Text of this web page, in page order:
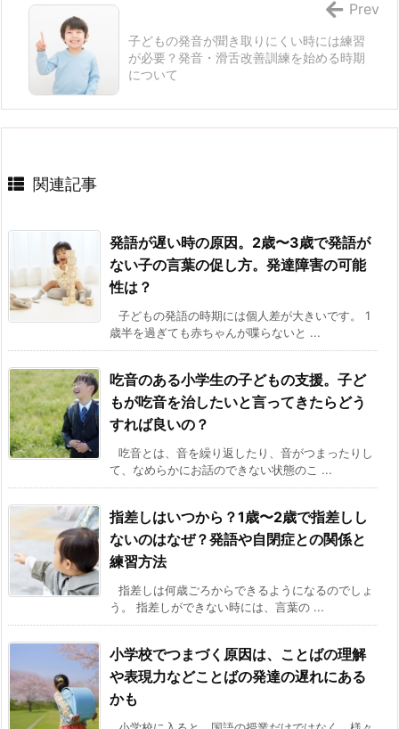
子どもの発音が聞き取りにくい時には練習
が必要？発音・滑舌改善訓練を始める時期
について
Prev
関連記事
発語が遅い時の原因。2歳〜3歳で発語が
ない子の言葉の促し方。発達障害の可能
性は？
子どもの発語の時期には個人差が大きいです。 1
歳半を過ぎても赤ちゃんが喋らないと ...
吃音のある小学生の子どもの支援。子ど
もが吃音を治したいと言ってきたらどう
すれば良いの？
吃音とは、音を繰り返したり、音がつまったりし
て、なめらかにお話のできない状態のこ ...
指差しはいつから？1歳〜2歳で指差しし
ないのはなぜ？発語や自閉症との関係と
練習方法
指差しは何歳ごろからできるようになるのでしょ
う。 指差しができない時には、言葉の ...
小学校でつまづく原因は、ことばの理解
や表現力などことばの発達の遅れにある
かも